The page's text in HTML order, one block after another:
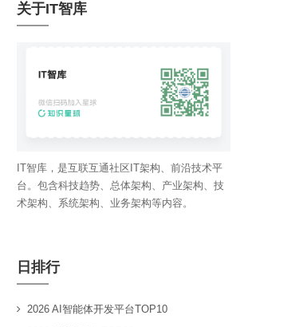
关于IT智库
IT智库，是互联互通社区IT架构、前沿技术平
台。包含科技趋势、总体架构、产业架构、技
术架构、系统架构、业务架构等内容。
日排行
2026 AI智能体开发平台TOP10